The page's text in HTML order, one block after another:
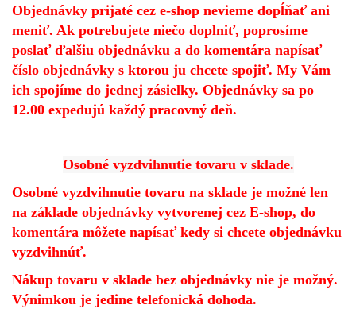
Objednávky prijaté cez e-shop nevieme dopĺňať ani
meniť. Ak potrebujete niečo doplniť, poprosíme
poslať ďalšiu objednávku a do komentára napísať
číslo objednávky s ktorou ju chcete spojiť. My Vám
ich spojíme do jednej zásielky. Objednávky sa po
12.00 expedujú každý pracovný deň.
Osobné vyzdvihnutie tovaru v sklade.
Osobné vyzdvihnutie tovaru na sklade je možné len
na základe objednávky vytvorenej cez E-shop, do
komentára môžete napísať kedy si chcete objednávku
vyzdvihnúť.
Nákup tovaru v sklade bez objednávky nie je možný.
Výnimkou je jedine telefonická dohoda.